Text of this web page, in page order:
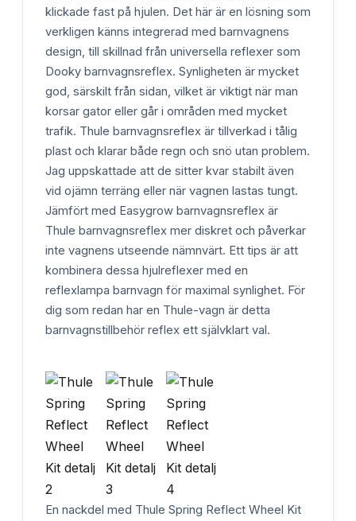
klickade fast på hjulen. Det här är en lösning som
verkligen känns integrerad med barnvagnens
design, till skillnad från universella reflexer som
Dooky barnvagnsreflex. Synligheten är mycket
god, särskilt från sidan, vilket är viktigt när man
korsar gator eller går i områden med mycket
trafik. Thule barnvagnsreflex är tillverkad i tålig
plast och klarar både regn och snö utan problem.
Jag uppskattade att de sitter kvar stabilt även
vid ojämn terräng eller när vagnen lastas tungt.
Jämfört med Easygrow barnvagnsreflex är
Thule barnvagnsreflex mer diskret och påverkar
inte vagnens utseende nämnvärt. Ett tips är att
kombinera dessa hjulreflexer med en
reflexlampa barnvagn för maximal synlighet. För
dig som redan har en Thule-vagn är detta
barnvagnstillbehör reflex ett självklart val.
En nackdel med Thule Spring Reflect Wheel Kit